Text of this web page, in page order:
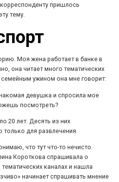
пришлось
тему.
Моя жена работает в банке в
она читает много тематических
ужином она мне говорит:
девушка и спросила мое
посмотреть?
20 лет. Десять из них
для развлечения.
что тут что-то нечисто.
Короткова спрашивала о
каналах и нашла
начинает спрашивать мнение